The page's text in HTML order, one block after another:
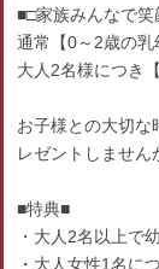
■□家族みんなで
通常【0～2歳の
大人2名様につき
お子様との大切な
レゼントしません
■特典■
・大人2名以上で
・大人女性1名に